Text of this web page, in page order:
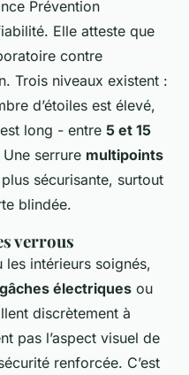
Prévention
Elle atteste que
contre
Trois niveaux existent :
d’étoiles est élevé,
long - entre 5 et 15
serrure multipoints
sécurisante, surtout
blindée.
verrous
les intérieurs soignés,
gâches électriques ou
discrètement à
pas l’aspect visuel de
renforcée. C’est